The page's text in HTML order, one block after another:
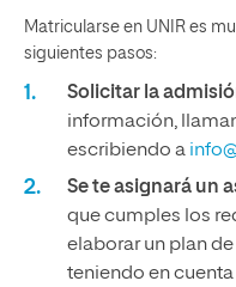
Matricularse en UNIR es
siguientes pasos:
Solicitar la
información,
escribiendo a
Se te asignará un
que cumples los
elaborar un plan
teniendo en